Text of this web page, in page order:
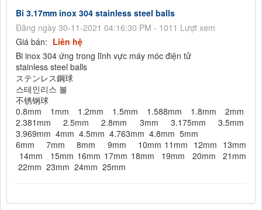
Bi 3.17mm inox 304 stainless steel balls
Đăng ngày 30-11-2021 04:16:30 PM - 1011 Lượt xem
Giá bán: Liên hệ
Bi inox 304 ứng trong lĩnh vực máy móc điện tử
stainless steel balls
ステンレス鋼球
스테인리스 볼
不锈钢球
0.8mm 1mm 1.2mm 1.5mm 1.588mm 1.8mm 2mm
2.381mm 2.5mm 2.8mm 3mm 3.175mm 3.5mm
3.969mm 4mm 4.5mm 4.763mm 4.8mm 5mm
6mm 7mm 8mm 9mm 10mm 11mm 12mm 13mm
14mm 15mm 16mm 17mm 18mm 19mm 20mm 21mm
22mm 23mm 24mm 25mm